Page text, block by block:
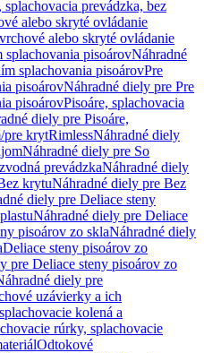
prevádzka, bez
alebo skryté ovládanie
alebo skryté ovládanie
splachovania pisoárovNáhradné
splachovania pisoárovPre
pisoárovNáhradné diely pre Pre
pisoárovPisoáre, splachovacia
diely pre Pisoáre,
pre krytRimlessNáhradné diely
Náhradné diely pre So
prevádzkaNáhradné diely
krytuNáhradné diely pre Bez
diely pre Deliace steny
Náhradné diely pre Deliace
pisoárov zo sklaNáhradné diely
Deliace steny pisoárov zo
pre Deliace steny pisoárov zo
diely pre
uzávierky a ich
kolená a
rúrky, splachovacie
Odtokové